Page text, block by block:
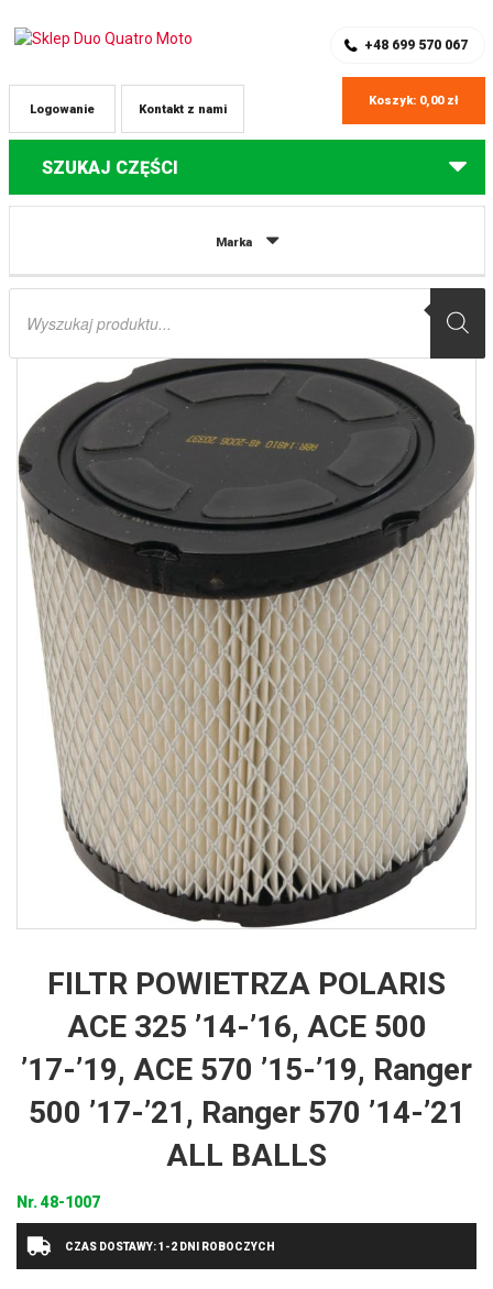
+48 699 570 067
Kontakt z nami
Logowanie
Koszyk: 0,00 zł
SZUKAJ CZĘŚCI
Marka
Wyszukiwarka
Części do quadów Polaris
570 ’14-’21 ALL BALLS
FILTR POWIETRZA POLARIS
ACE 325 ’14-’16, ACE 500
’17-’19, ACE 570 ’15-’19, Ranger
500 ’17-’21, Ranger 570 ’14-’21
ALL BALLS
Nr.48-1007
CZAS DOSTAWY: 1-2 DNI ROBOCZYCH